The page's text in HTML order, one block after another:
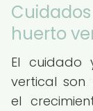
huerto
El cuidado
vertical
el